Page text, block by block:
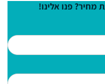
פנו אלינו!